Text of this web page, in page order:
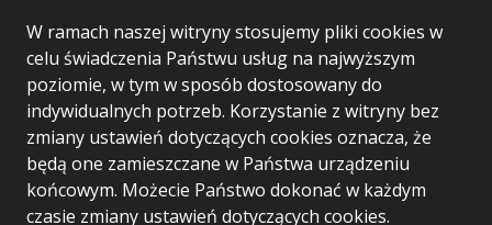
W ramach naszej witryny stosujemy pliki cookies w
celu świadczenia Państwu usług na najwyższym
poziomie, w tym w sposób dostosowany do
indywidualnych potrzeb. Korzystanie z witryny bez
zmiany ustawień dotyczących cookies oznacza, że
będą one zamieszczane w Państwa urządzeniu
końcowym. Możecie Państwo dokonać w każdym
czasie zmiany ustawień dotyczących cookies.
Ecosystem Services MARBEFES project
has received funding from the European
Union’s Horizon Europe research and
innovation programme under Grant
Agreement no 101060937